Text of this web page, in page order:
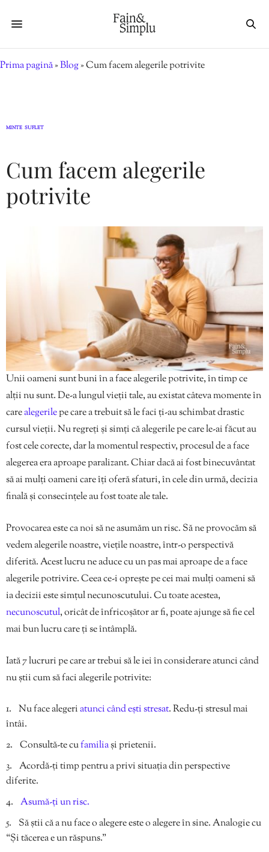
Prima pagină»Blog»Cum facem alegerile potrivite
MINTE SUFLET
Cum facem alegerile
potrivite
Unii oameni sunt buni în a face alegerile potrivite, în timp ce
alții nu sunt. De-a lungul vieții tale, au existat câteva momente în
carealegerilepe care a trebuit să le faci ți-au schimbat drastic
cursul vieții. Nu regreți și simți că alegerile pe care le-ai făcut au
fost cele corecte, dar la momentul respectiv, procesul de a face
alegerea era aproape paralizant. Chiar dacă ai fost binecuvântat
să ai mulți oameni care îți oferă sfaturi, în cele din urmă, decizia
finală și consecințele au fost toate ale tale.
Provocarea este ca noi să ne asumăm un risc. Să ne provocăm să
vedem alegerile noastre, viețile noastre, într-o perspectivă
diferită. Acest lucru ne aduce cu un pas mai aproape de a face
alegerile potrivire. Ceea ce-i oprește pe cei mai mulți oameni să
ia decizii este simțul necunoscutului. Cu toate acestea,
necunoscutul, oricât de înfricoșător ar fi, poate ajunge să fie cel
mai bun lucru care ți se întâmplă.
Iată 7 lucruri pe care ar trebui să le iei în considerare atunci când
nu știi cum să faci alegerile potrivite:
Nu face alegeriatunci când ești stresat. Redu-ți stresul mai
întâi.
Consultă-te cufamiliași prietenii.
Acordă-ți timp pentru a privi situația din perspective
diferite.
Asumă-ți un risc.
Să știi că a nu face o alegere este o alegere în sine. Analogie cu
“Și tăcerea e un răspuns.”